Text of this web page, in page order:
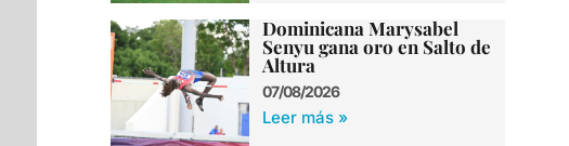
Dominicana Marysabel
Senyu gana oro en Salto de
Altura
07/08/2026
Leer más »